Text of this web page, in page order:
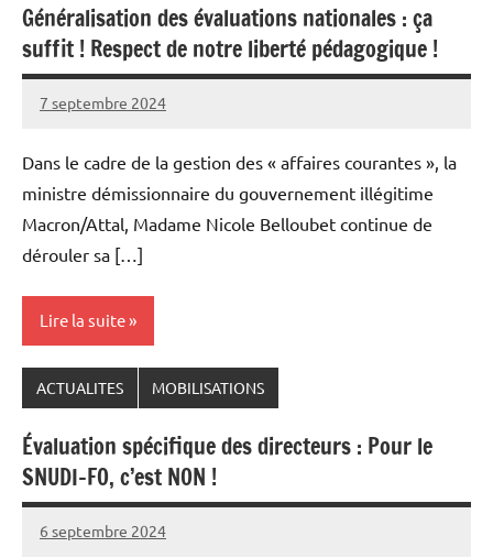
Généralisation des évaluations nationales : ça
suffit ! Respect de notre liberté pédagogique !
7 septembre 2024
Snudifo44
Dans le cadre de la gestion des « affaires courantes », la
ministre démissionnaire du gouvernement illégitime
Macron/Attal, Madame Nicole Belloubet continue de
dérouler sa […]
Lire la suite
ACTUALITES MOBILISATIONS
Évaluation spécifique des directeurs : Pour le
SNUDI-FO, c’est NON !
6 septembre 2024
Snudifo44